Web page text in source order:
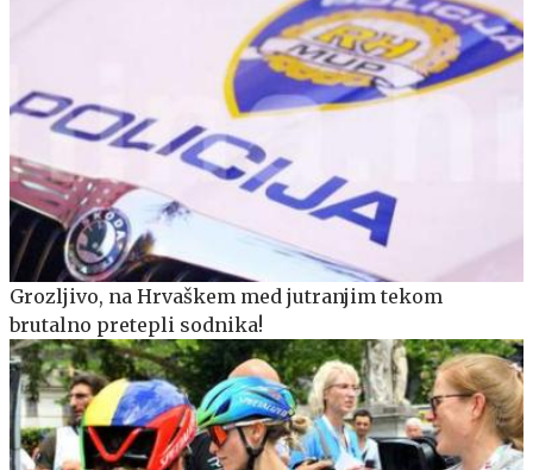
Grozljivo, na Hrvaškem med jutranjim tekom
brutalno pretepli sodnika!